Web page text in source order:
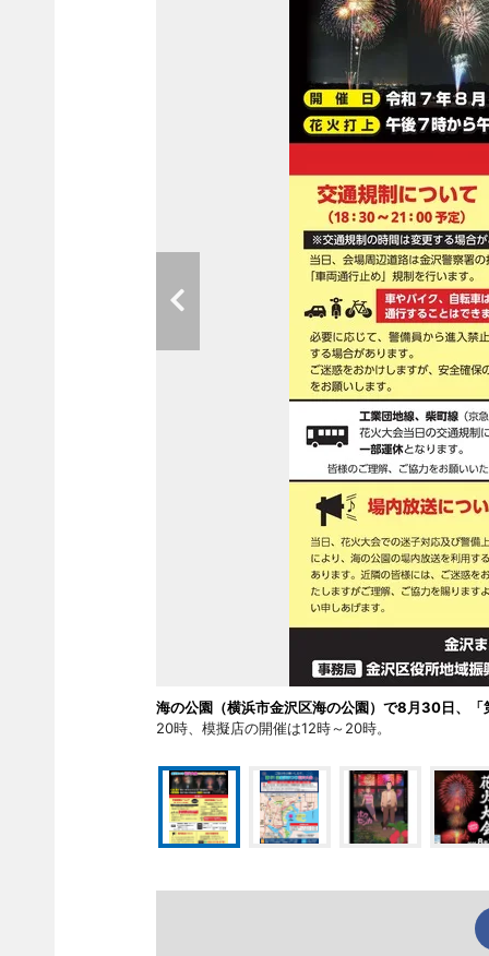
海の公園（横浜市金沢区海の公園）で8月30日、
20時、模擬店の開催は12時～20時。